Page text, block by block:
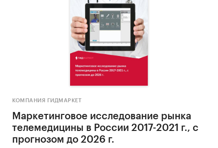
КОМПАНИЯ ГИДМАРКЕТ
Маркетинговое исследование рынка
телемедицины в России 2017-2021 г., с
прогнозом до 2026 г.